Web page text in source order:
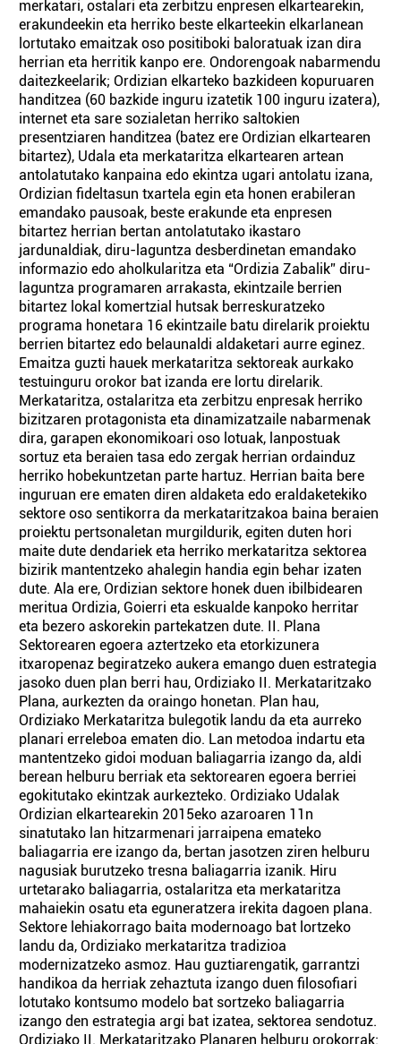
merkatari, ostalari eta zerbitzu enpresen elkartearekin,
erakundeekin eta herriko beste elkarteekin elkarlanean
lortutako emaitzak oso positiboki baloratuak izan dira
herrian eta herritik kanpo ere. Ondorengoak nabarmendu
daitezkeelarik; Ordizian elkarteko bazkideen kopuruaren
handitzea (60 bazkide inguru izatetik 100 inguru izatera),
internet eta sare sozialetan herriko saltokien
presentziaren handitzea (batez ere Ordizian elkartearen
bitartez), Udala eta merkataritza elkartearen artean
antolatutako kanpaina edo ekintza ugari antolatu izana,
Ordizian fideltasun txartela egin eta honen erabileran
emandako pausoak, beste erakunde eta enpresen
bitartez herrian bertan antolatutako ikastaro
jardunaldiak, diru-laguntza desberdinetan emandako
informazio edo aholkularitza eta “Ordizia Zabalik” diru-
laguntza programaren arrakasta, ekintzaile berrien
bitartez lokal komertzial hutsak berreskuratzeko
programa honetara 16 ekintzaile batu direlarik proiektu
berrien bitartez edo belaunaldi aldaketari aurre eginez.
Emaitza guzti hauek merkataritza sektoreak aurkako
testuinguru orokor bat izanda ere lortu direlarik.
Merkataritza, ostalaritza eta zerbitzu enpresak herriko
bizitzaren protagonista eta dinamizatzaile nabarmenak
dira, garapen ekonomikoari oso lotuak, lanpostuak
sortuz eta beraien tasa edo zergak herrian ordainduz
herriko hobekuntzetan parte hartuz. Herrian baita bere
inguruan ere ematen diren aldaketa edo eraldaketekiko
sektore oso sentikorra da merkataritzakoa baina beraien
proiektu pertsonaletan murgildurik, egiten duten hori
maite dute dendariek eta herriko merkataritza sektorea
bizirik mantentzeko ahalegin handia egin behar izaten
dute. Ala ere, Ordizian sektore honek duen ibilbidearen
meritua Ordizia, Goierri eta eskualde kanpoko herritar
eta bezero askorekin partekatzen dute. II. Plana
Sektorearen egoera aztertzeko eta etorkizunera
itxaropenaz begiratzeko aukera emango duen estrategia
jasoko duen plan berri hau, Ordiziako II. Merkataritzako
Plana, aurkezten da oraingo honetan. Plan hau,
Ordiziako Merkataritza bulegotik landu da eta aurreko
planari erreleboa ematen dio. Lan metodoa indartu eta
mantentzeko gidoi moduan baliagarria izango da, aldi
berean helburu berriak eta sektorearen egoera berriei
egokitutako ekintzak aurkezteko. Ordiziako Udalak
Ordizian elkartearekin 2015eko azaroaren 11n
sinatutako lan hitzarmenari jarraipena emateko
baliagarria ere izango da, bertan jasotzen ziren helburu
nagusiak burutzeko tresna baliagarria izanik. Hiru
urtetarako baliagarria, ostalaritza eta merkataritza
mahaiekin osatu eta eguneratzera irekita dagoen plana.
Sektore lehiakorrago baita modernoago bat lortzeko
landu da, Ordiziako merkataritza tradizioa
modernizatzeko asmoz. Hau guztiarengatik, garrantzi
handikoa da herriak zehaztuta izango duen filosofiari
lotutako kontsumo modelo bat sortzeko baliagarria
izango den estrategia argi bat izatea, sektorea sendotuz.
Ordiziako II. Merkataritzako Planaren helburu orokorrak: